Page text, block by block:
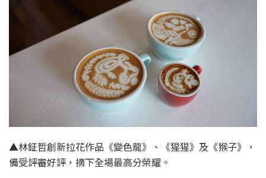
▲林鉦哲創新拉花作品《變色龍》、《猩猩》及《猴子》，
備受評審好評，摘下全場最高分榮耀。